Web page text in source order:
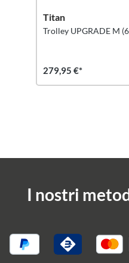
Titan
Trolley UPGRADE M
279,95 €*
I nostri